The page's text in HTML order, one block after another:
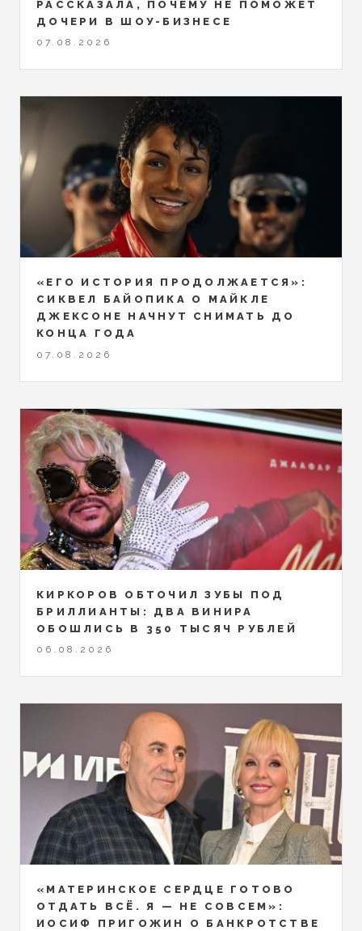
РАССКАЗАЛА, ПОЧЕМУ НЕ ПОМОЖЕТ
ДОЧЕРИ В ШОУ-БИЗНЕСЕ
07.08.2026
«ЕГО ИСТОРИЯ ПРОДОЛЖАЕТСЯ»:
СИКВЕЛ БАЙОПИКА О МАЙКЛЕ
ДЖЕКСОНЕ НАЧНУТ СНИМАТЬ ДО
КОНЦА ГОДА
07.08.2026
КИРКОРОВ ОБТОЧИЛ ЗУБЫ ПОД
БРИЛЛИАНТЫ: ДВА ВИНИРА
ОБОШЛИСЬ В 350 ТЫСЯЧ РУБЛЕЙ
06.08.2026
«МАТЕРИНСКОЕ СЕРДЦЕ ГОТОВО
ОТДАТЬ ВСЁ. Я — НЕ СОВСЕМ»:
ИОСИФ ПРИГОЖИН О БАНКРОТСТВЕ